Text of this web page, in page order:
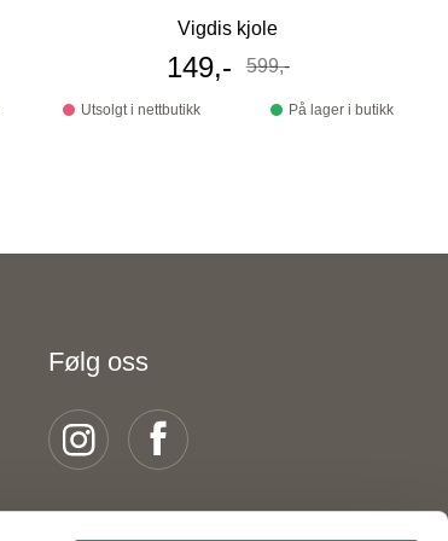
Vigdis kjole
Tilbudspris
149,- Før
599,-
Utsolgt i nettbutikk På lager i butikk
Følg oss